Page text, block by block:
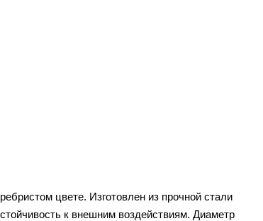
цвете. Изготовлен из прочной стали
к внешним воздействиям. Диаметр